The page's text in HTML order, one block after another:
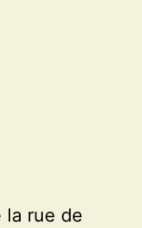
la rue de